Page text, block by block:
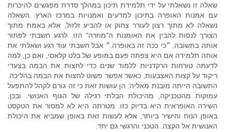
שאלה זו נשאלתי על ידי תלמידת תיכון במהלך סדרת מפגשים להיכרות
עם אמנות האופרה בתיכון למדעים ואמנויות במרכז הארץ. השאלה
נשאלה לא מתוך רצון לעורר צחוק או להביע זלזול, אלא באמת מתוך
הצורך לנסות להבין את האומנות ה"מוזרה" הזו. לרגע חשבתי לפתור
אותה בתשובה, ״כי ככה זה באופרה.״ אבל חשבתי עוד רגע ושאלתי את
אותה תלמידה אם היא צפתה פעם במופע של בלט קלאסי, ואם כן, למה
לדעתה טורחות הרקדניות ללמוד שנים כדי לחצות את הבמה בצעדי
ריקוד על קצות האצבעות, כאשר אפשר פשוט לחצות את הבמה בהליכה.
התשובה הייתה מובנת מאליה: הן עושות זאת כי זה גורם לקהל להתפעל
עמוקות מהטכניקה, מהיכולת הבלתי רגילה של הגוף האנושי. ובכן,
השירה האופראית היא בדיוק כזו. מטרתה היא לא למסור את הטקסט
באופן הנוח והישיר ביותר, אלא לעשות זאת באופן שמביא את היכולת
האנושית אל הקצה. הטכני והרגשי גם יחד.